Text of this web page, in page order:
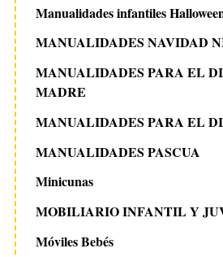
Manualidades infantiles
MANUALIDADES NAVIDAD
MANUALIDADES PARA EL
MADRE
MANUALIDADES PARA EL
MANUALIDADES PASCUA
Minicunas
MOBILIARIO INFANTIL Y
Móviles Bebés